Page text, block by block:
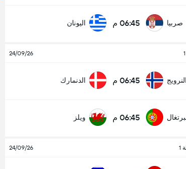
صربيا 06:45 م اليونان
24/09/26
النرويج 06:45 م الدنمارك
06:45 م ويلز
24/09/26